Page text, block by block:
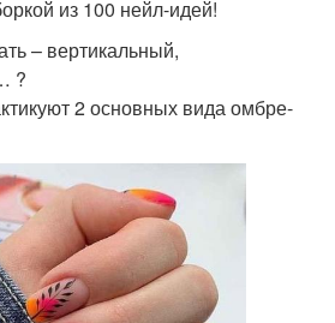
из 100 нейл-идей!
– вертикальный,
?
2 основных вида омбре-